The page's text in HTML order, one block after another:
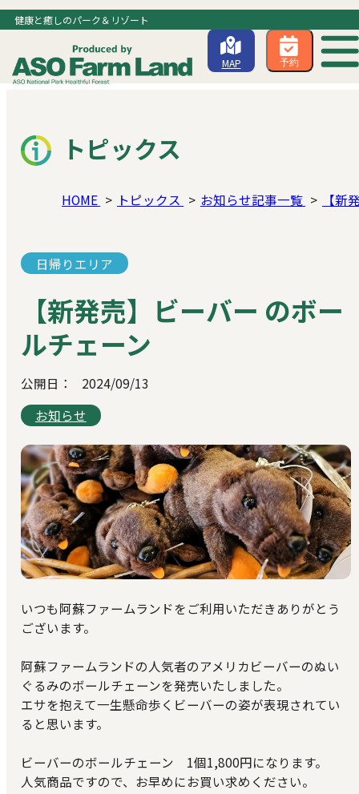
健康と癒しのパーク＆リゾート
MAP 予約
トピックス
HOME トピックス お知らせ記事一覧 【新
日帰りエリア
【新発売】ビーバー のボー
ルチェーン
公開日：
2024/09/13
お知らせ
いつも阿蘇ファームランドをご利用いただきありがとう
ございます。
阿蘇ファームランドの人気者のアメリカビーバーのぬい
ぐるみのボールチェーンを発売いたしました。
エサを抱えて一生懸命歩くビーバーの姿が表現されてい
ると思います。
ビーバーのボールチェーン 1個1,800円になります。
人気商品ですので、お早めにお買い求めください。